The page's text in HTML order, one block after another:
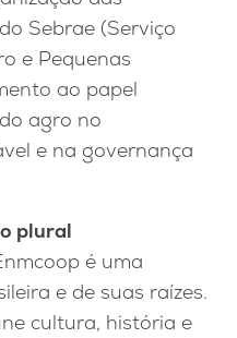
Sebrae (Serviço
e Pequenas
ao papel
agro no
e na governança
plural
é uma
e de suas raízes.
cultura, história e